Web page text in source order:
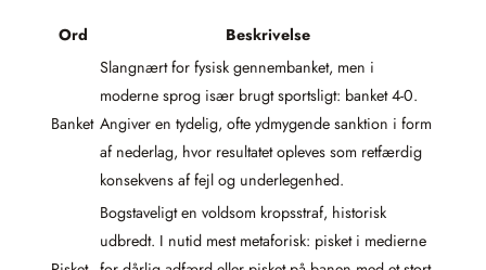
Ord Beskrivelse
Banket
Slangnært for fysisk gennembanket, men i
moderne sprog især brugt sportsligt: banket 4-0.
Angiver en tydelig, ofte ydmygende sanktion i form
af nederlag, hvor resultatet opleves som retfærdig
konsekvens af fejl og underlegenhed.
Bogstaveligt en voldsom kropsstraf, historisk
udbredt. I nutid mest metaforisk: pisket i medierne